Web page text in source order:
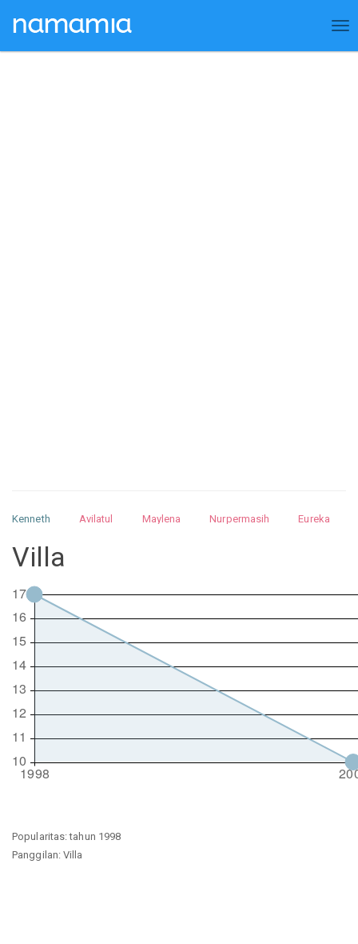
Kenneth Avilatul Maylena Nurpermasih
Eureka
Nurhilman
Villa
Popularitas: tahun 1998
Panggilan: Villa